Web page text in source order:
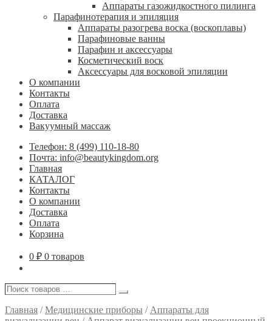
Аппараты газожидкостного пилинга
Парафинотерапия и эпиляция
Аппараты разогрева воска (воскоплавы)
Парафиновые ванны
Парафин и аксессуары
Косметический воск
Аксессуары для восковой эпиляции
О компании
Контакты
Оплата
Доставка
Вакуумный массаж
Телефон: 8 (499) 110-18-80
Почта: info@beautykingdom.org
Главная
КАТАЛОГ
Контакты
О компании
Доставка
Оплата
Корзина
0 ₽ 0 товаров
Поиск
…
Поиск
Главная /Медицинские приборы / Аппараты для